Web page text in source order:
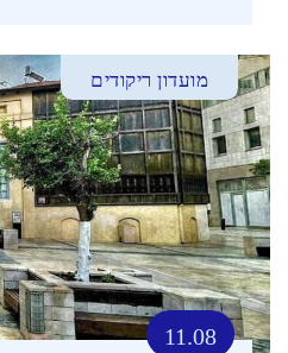
מועדון ריקודים
11.08